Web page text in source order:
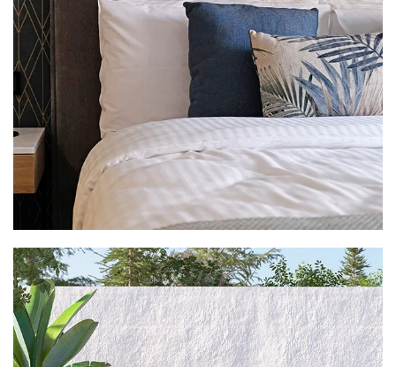
(A ideia é trocar o nome pelos logos das linhas,
assim que forem enviadas pelo cliente)
VER MAIS